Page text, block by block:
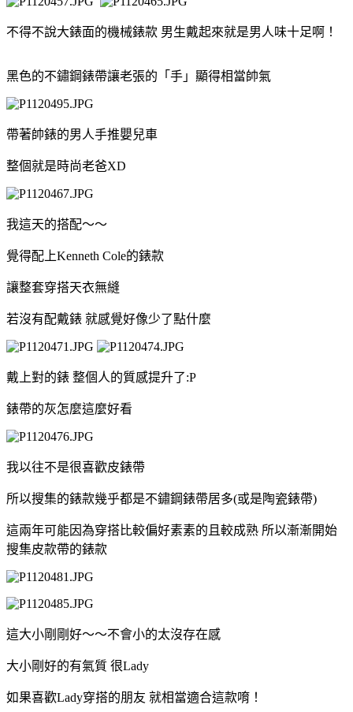
不得不說大錶面的機械錶款 男生戴起來就是男人味十足啊！
黑色的不鏽鋼錶帶讓老張的「手」顯得相當帥氣
帶著帥錶的男人手推嬰兒車
整個就是時尚老爸XD
我這天的搭配～～
覺得配上Kenneth Cole的錶款
讓整套穿搭天衣無縫
若沒有配戴錶 就感覺好像少了點什麼
戴上對的錶 整個人的質感提升了:P
錶帶的灰怎麼這麼好看
我以往不是很喜歡皮錶帶
所以搜集的錶款幾乎都是不鏽鋼錶帶居多(或是陶瓷錶帶)
這兩年可能因為穿搭比較偏好素素的且較成熟 所以漸漸開始
搜集皮款帶的錶款
這大小剛剛好～～不會小的太沒存在感
大小剛好的有氣質 很Lady
如果喜歡Lady穿搭的朋友 就相當適合這款唷！